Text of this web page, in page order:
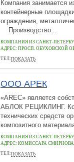
Компания занимается
контейнерные
ограждения,
Производство...
КОМПАНИЯ ИЗ САНКТ-
АДРЕС: ПРОСП. ОБУХОВСКОЙ
ТЕЛ:ПОКАЗАТЬ
7 (812) 409-48-28
ООО АРЕК
«AREC» является
АБЛОК РЕЦИКЛИНГ.
технических средств
композитного
КОМПАНИЯ ИЗ САНКТ-
АДРЕС: КОМИССАРА
ТЕЛ:ПОКАЗАТЬ
89119973070